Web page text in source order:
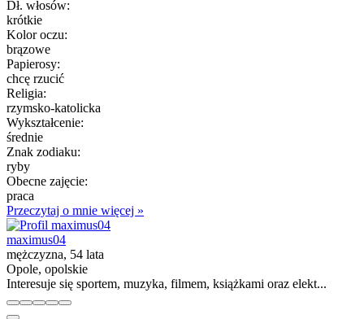
Dł. włosów:
krótkie
Kolor oczu:
brązowe
Papierosy:
chcę rzucić
Religia:
rzymsko-katolicka
Wykształcenie:
średnie
Znak zodiaku:
ryby
Obecne zajęcie:
praca
Przeczytaj o mnie więcej »
maximus04
mężczyzna, 54 lata
Opole, opolskie
Interesuje się sportem, muzyka, filmem, książkami oraz elekt...